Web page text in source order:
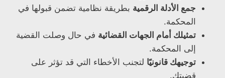
جمع الأدلة الرقمية بطريقة نظامية تضمن قبولها في
المحكمة.
تمثيلك أمام الجهات القضائية في حال وصلت القضية
إلى المحكمة.
توجيهك قانونيًا لتجنب الأخطاء التي قد تؤثر على
قضيتك.